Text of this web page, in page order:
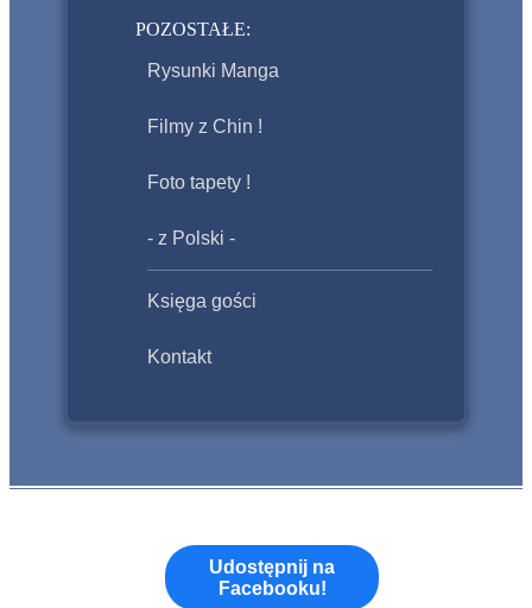
POZOSTAŁE:
Rysunki Manga
Filmy z Chin !
Foto tapety !
- z Polski -
Księga gości
Kontakt
Udostępnij na
Facebooku!